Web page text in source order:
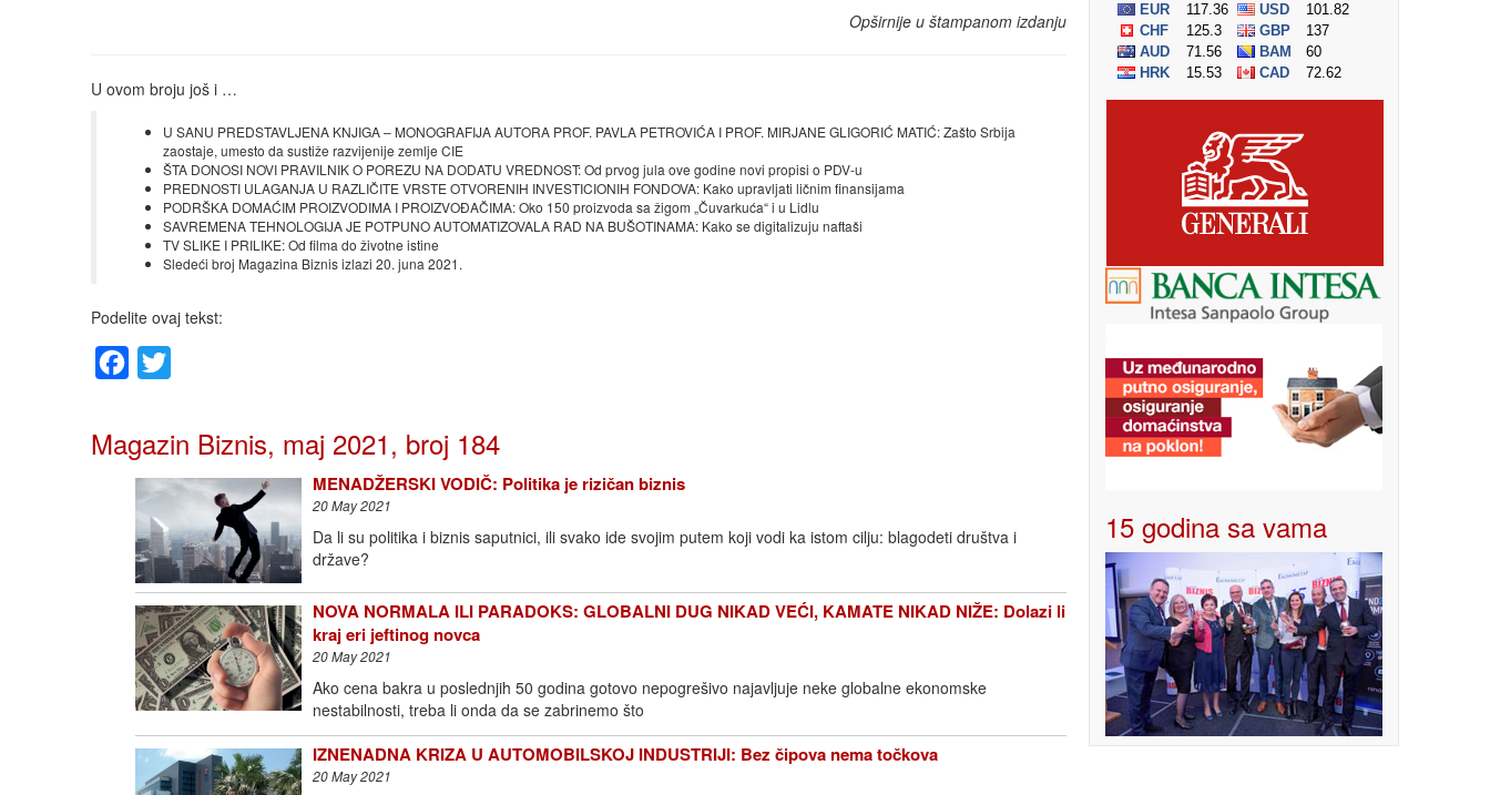
Opširnije u štampanom izdanju
U ovom broju još i …
U SANU PREDSTAVLJENA KNJIGA – MONOGRAFIJA AUTORA PROF. PAVLA PETROVIĆA I PROF. MIRJANE GLIGORIĆ MATIĆ: Zašto Srbija
zaostaje, umesto da sustiže razvijenije zemlje CIE
ŠTA DONOSI NOVI PRAVILNIK O POREZU NA DODATU VREDNOST: Od prvog jula ove godine novi propisi o PDV-u
PREDNOSTI ULAGANJA U RAZLIČITE VRSTE OTVORENIH INVESTICIONIH FONDOVA: Kako upravljati ličnim finansijama
PODRŠKA DOMAĆIM PROIZVODIMA I PROIZVOĐAČIMA: Oko 150 proizvoda sa žigom „Čuvarkuća“ i u Lidlu
SAVREMENA TEHNOLOGIJA JE POTPUNO AUTOMATIZOVALA RAD NA BUŠOTINAMA: Kako se digitalizuju naftaši
TV SLIKE I PRILIKE: Od filma do životne istine
Sledeći broj Magazina Biznis izlazi 20. juna 2021.
Podelite ovaj tekst:
Facebook
Magazin Biznis, maj 2021, broj 184
MENADŽERSKI VODIČ: Politika je rizičan biznis
20 May 2021
Da li su politika i biznis saputnici, ili svako ide svojim putem koji vodi ka istom cilju: blagodeti društva i
države?
NOVA NORMALA ILI PARADOKS: GLOBALNI DUG NIKAD VEĆI, KAMATE NIKAD NIŽE: Dolazi li
kraj eri jeftinog novca
20 May 2021
Ako cena bakra u poslednjih 50 godina gotovo nepogrešivo najavljuje neke globalne ekonomske
nestabilnosti, treba li onda da se zabrinemo što
IZNENADNA KRIZA U AUTOMOBILSKOJ INDUSTRIJI: Bez čipova nema točkova
20 May 2021
15 godina sa vama